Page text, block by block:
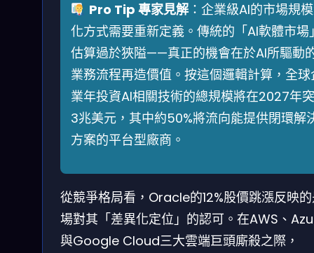
Pro Tip 專家見解：企業級AI的市場規
化方式需要重新定義。傳統的「AI軟體市場
估算過於狹隘——真正的機會在於AI所驅動
業務流程再造價值。按這個邏輯計算，全球
業年投資AI相關技術的總規模將在2027年
3兆美元，其中約50%將流向能提供閉環解
方案的平台型廠商。
從競爭格局看，Oracle的12%股價跳漲反映
場對其「差異化定位」的認可。在AWS、
與Google Cloud三大雲端巨頭廝殺之際，